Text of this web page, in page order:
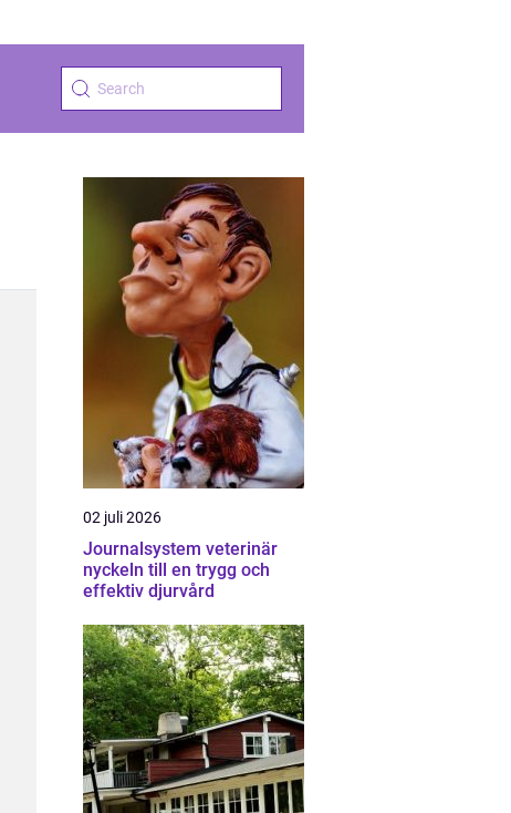
02 juli 2026
Journalsystem veterinär
nyckeln till en trygg och
effektiv djurvård